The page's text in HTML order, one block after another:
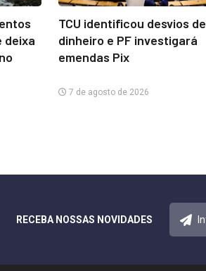
deixa
TCU identificou desvios de
dinheiro e PF investigará
emendas Pix
7 de agosto de 2026
RECEBA NOSSAS NOVIDADES